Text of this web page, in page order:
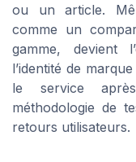
ou un article.
comme un
gamme, devient
l’identité de
le service
méthodologie de
retours utilisateurs.